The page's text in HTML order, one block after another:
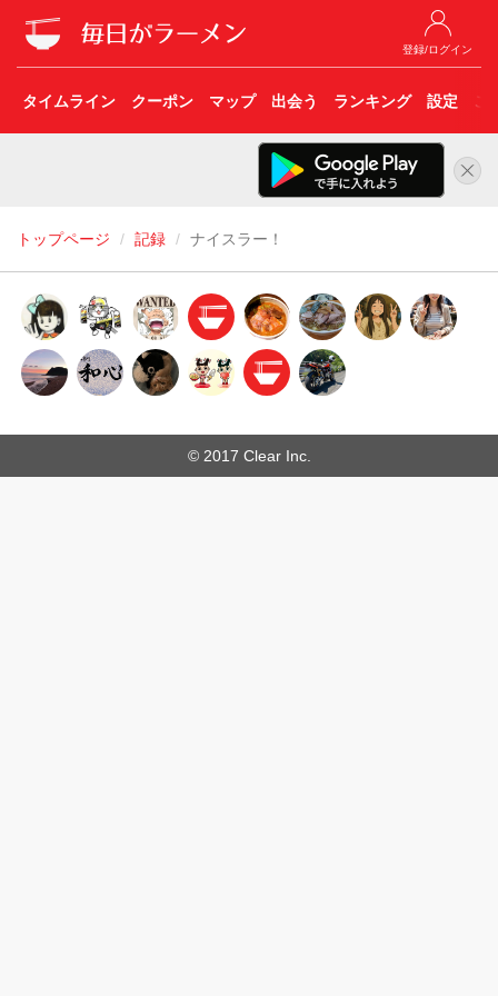
登録/ログイン
タイムライン クーポン マップ 出会う ランキング 設定 こ
トップページ 記録 ナイスラー！
© 2017 Clear Inc.